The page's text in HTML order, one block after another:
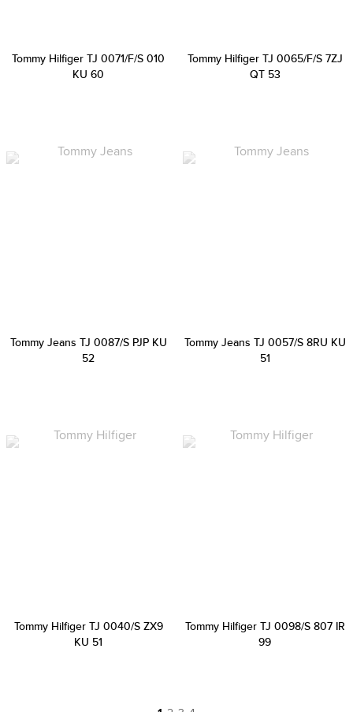
Tommy Hilfiger TJ 0071/F/S 010
KU 60
Tommy Hilfiger TJ 0065/F/S 7ZJ
QT 53
Tommy Jeans TJ 0087/S PJP KU
52
Tommy Jeans TJ 0057/S 8RU KU
51
Tommy Hilfiger TJ 0040/S ZX9
KU 51
Tommy Hilfiger TJ 0098/S 807 IR
99